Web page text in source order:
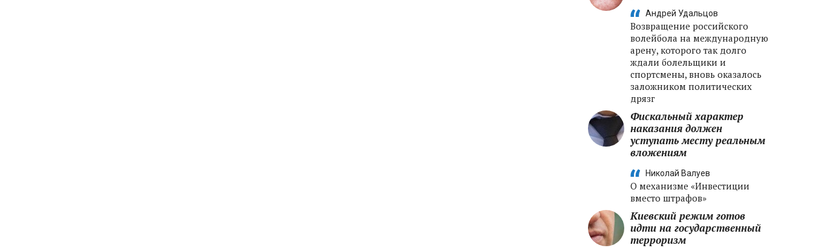
Андрей Удальцов
Возвращение российского
волейбола на международную
арену, которого так долго
ждали болельщики и
спортсмены, вновь оказалось
заложником политических
дрязг
Фискальный характер
наказания должен
уступать месту реальным
вложениям
Николай Валуев
О механизме «Инвестиции
вместо штрафов»
Киевский режим готов
идти на государственный
терроризм